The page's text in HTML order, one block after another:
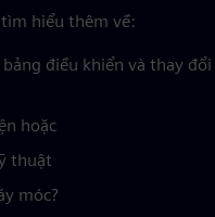
hiểu thêm về:
điều khiển và thay
hoặc
thuật
móc?